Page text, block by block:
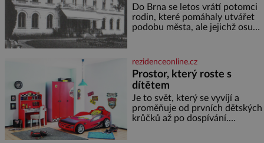
Do Brna se letos vrátí potomci
rodin, které pomáhaly utvářet
podobu města, ale jejichž osudy
Placzek, Löw-Beer, Fuhrmann,
Kohn a Stiassni se stanou
jednou z hlavních
dramaturgických linií festivalu
židovské kultury ŠTETL FEST
2026. Některé návraty nejsou
jednoduché. Místa, která si
rezidenceonline.cz
Prostor, který roste s
dítětem
Je to svět, který se vyvíjí a
proměňuje od prvních dětských
krůčků až po dospívání.